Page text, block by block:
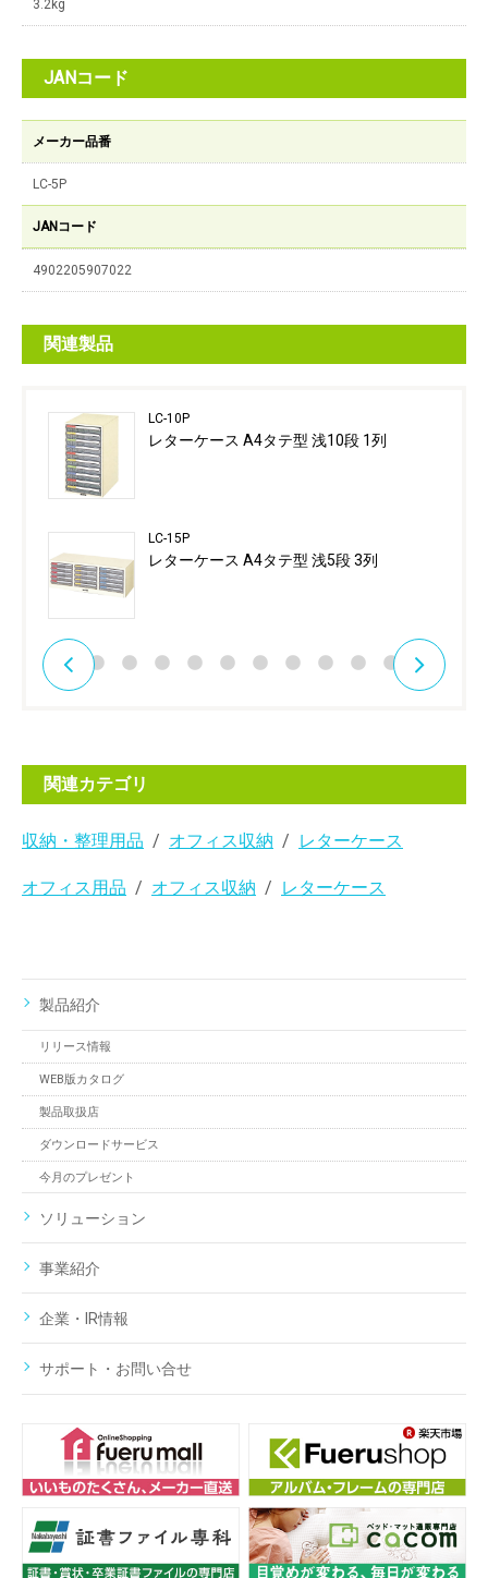
3.2kg
JANコード
メーカー品番
LC-5P
JANコード
4902205907022
関連製品
LC-10P
レターケース A4タテ型 浅10段 1列
LC-15P
レターケース A4タテ型 浅5段 3列
関連カテゴリ
収納・整理用品 オフィス収納 レターケース
オフィス用品 オフィス収納 レターケース
製品紹介
リリース情報
WEB版カタログ
製品取扱店
ダウンロードサービス
今月のプレゼント
ソリューション
事業紹介
企業・IR情報
サポート・お問い合せ